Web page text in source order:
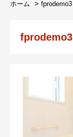
ホーム fprodemo3
fprodemo3